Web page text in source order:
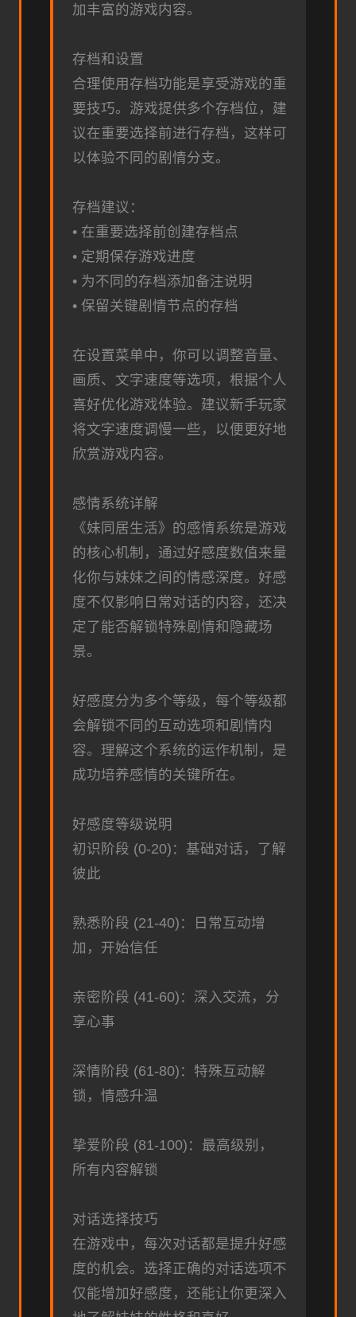
加丰富的游戏内容。
存档和设置
合理使用存档功能是享受游戏的重
要技巧。游戏提供多个存档位，建
议在重要选择前进行存档，这样可
以体验不同的剧情分支。
存档建议：
• 在重要选择前创建存档点
• 定期保存游戏进度
• 为不同的存档添加备注说明
• 保留关键剧情节点的存档
在设置菜单中，你可以调整音量、
画质、文字速度等选项，根据个人
喜好优化游戏体验。建议新手玩家
将文字速度调慢一些，以便更好地
欣赏游戏内容。
感情系统详解
《妹同居生活》的感情系统是游戏
的核心机制，通过好感度数值来量
化你与妹妹之间的情感深度。好感
度不仅影响日常对话的内容，还决
定了能否解锁特殊剧情和隐藏场
景。
好感度分为多个等级，每个等级都
会解锁不同的互动选项和剧情内
容。理解这个系统的运作机制，是
成功培养感情的关键所在。
好感度等级说明
初识阶段 (0-20)：基础对话，了解
彼此
熟悉阶段 (21-40)：日常互动增
加，开始信任
亲密阶段 (41-60)：深入交流，分
享心事
深情阶段 (61-80)：特殊互动解
锁，情感升温
挚爱阶段 (81-100)：最高级别，
所有内容解锁
对话选择技巧
在游戏中，每次对话都是提升好感
度的机会。选择正确的对话选项不
仅能增加好感度，还能让你更深入